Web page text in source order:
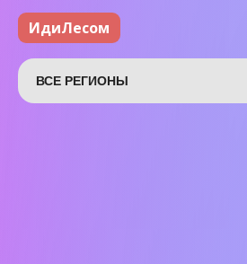
ИдиЛесом
ВСЕ РЕГИОНЫ